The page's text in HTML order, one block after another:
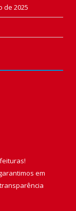
de 2025
!
em